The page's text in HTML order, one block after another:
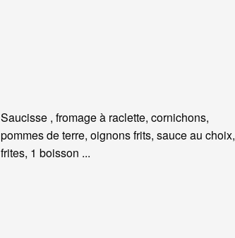
Saucisse , fromage à raclette, cornichons,
pommes de terre, oignons frits, sauce au choix,
frites, 1 boisson ...